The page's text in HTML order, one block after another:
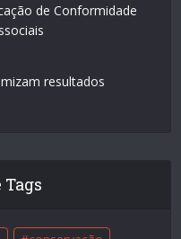
de Conformidade
resultados